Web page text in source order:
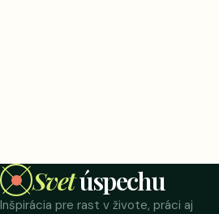
Svetúspechu
Inšpirácia pre rast v živote, práci aj